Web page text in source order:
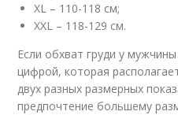
XL – 110-118 см;
XXL – 118-129 см.
Если обхват груди у
цифрой, которая
двух разных размерных
предпочтение большему